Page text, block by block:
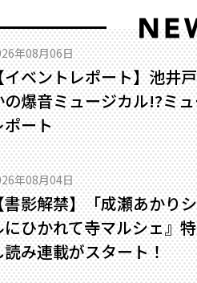
年08月06日
イベントレポート】池井
の爆音ミュージカル!?――
ポート
年08月04日
書影解禁】「成瀬あかり
にひかれて寺マルシェ』
読み連載がスタート！